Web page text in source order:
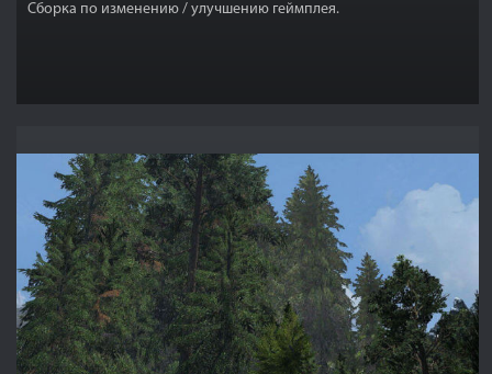
Сборка по изменению / улучшению геймплея.